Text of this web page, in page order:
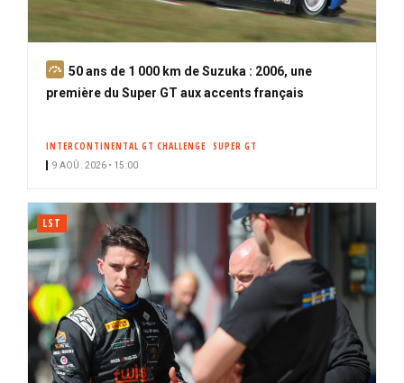
A
b
50 ans de 1 000 km de Suzuka : 2006, une
première du Super GT aux accents français
INTERCONTINENTAL GT CHALLENGE SUPER GT
9 AOÛ. 2026 • 15:00
LST